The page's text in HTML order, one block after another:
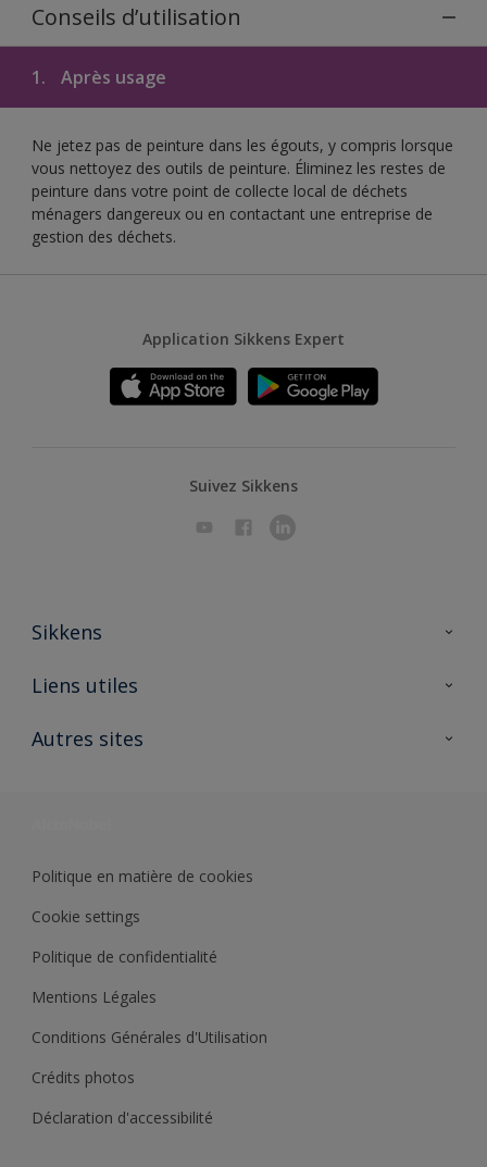
Conseils d’utilisation
1. Après usage
Ne jetez pas de peinture dans les égouts, y compris lorsque
vous nettoyez des outils de peinture. Éliminez les restes de
peinture dans votre point de collecte local de déchets
ménagers dangereux ou en contactant une entreprise de
gestion des déchets.
Application Sikkens Expert
Suivez Sikkens
Sikkens
A propos de Sikkens
Liens utiles
Ouvrir un magasin PASS
Autres sites
Politique en matière de cookies
Cookie settings
Politique de confidentialité
Mentions Légales
Conditions Générales d'Utilisation
Crédits photos
Déclaration d'accessibilité